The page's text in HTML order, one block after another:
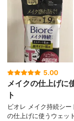
5.00
メイクの仕上げに
ト
ビオレ メイク持続シ
の仕上げに使うウェッ